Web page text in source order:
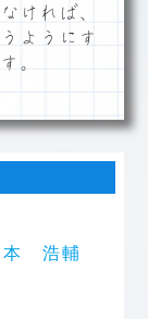
ければ、
ようにす
。
本 浩輔